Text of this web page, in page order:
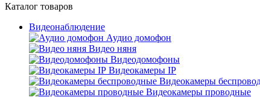
Каталог товаров
Видеонаблюдение
Аудио домофон
Видео няня
Видеодомофоны
Видеокамеры IP
Видеокамеры
Видеокамеры проводные